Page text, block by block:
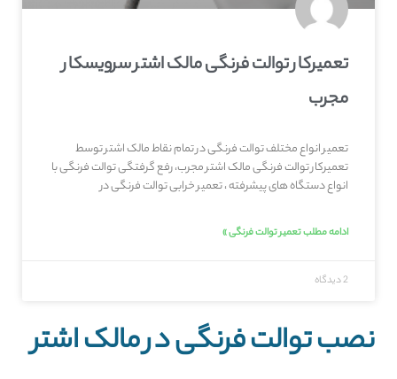
تعمیرکار توالت فرنگی مالک اشتر سرویسکار
مجرب
تعمیر انواع مختلف توالت فرنگی در تمام نقاط مالک اشتر توسط
تعمیرکار توالت فرنگی مالک اشتر مجرب، رفع گرفتگی توالت فرنگی با
انواع دستگاه های پیشرفته ، تعمیر خرابی توالت فرنگی در
ادامه مطلب تعمیر توالت فرنگی »
2 دیدگاه
نصب توالت فرنگی در مالک اشتر